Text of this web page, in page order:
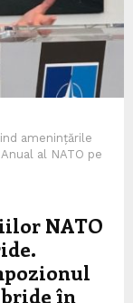
amenințările
al NATO pe
NATO
în